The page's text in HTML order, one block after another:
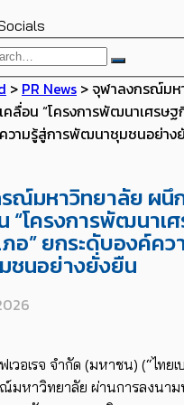
> PR News >จุฬาลงกรณ์มห
ลื่อน “โครงการพัฒนาเศรษฐ
วามรู้สู่การพัฒนาชุมชนอย่าง
ณ์มหาวิทยาลัย ผนึ
“โครงการพัฒนาเ
ภอ” ยกระดับองค์ค
นอย่างยั่งยืน
เวอเรจ จำกัด (มหาชน) (“ไทย
มหาวิทยาลัย ผ่านการลงนาม